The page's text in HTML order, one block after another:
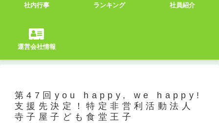
社内行事 ランキング 社員紹介
運営会社情報
第47回you happy, we happy!
支援先決定！特定非営利活動法人
寺子屋子ども食堂王子